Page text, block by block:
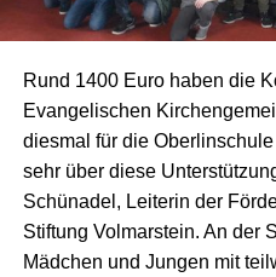
Rund 1400 Euro haben die
Evangelischen
diesmal für die
sehr über diese
Schünadel, Leiterin der
Stiftung Volmarstein. An der
Mädchen und Jungen mit